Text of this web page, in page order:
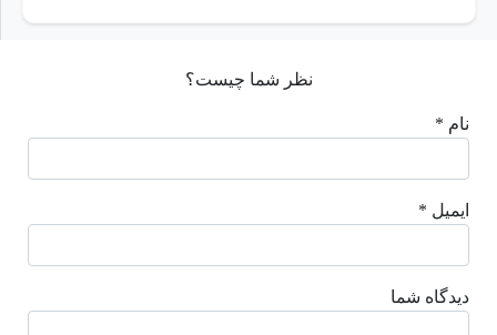
نظر شما چیست؟
نام *
ایمیل *
دیدگاه شما